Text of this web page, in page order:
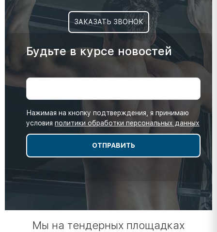
ЗАКАЗАТЬ ЗВОНОК
Будьте в курсе новостей
Нажимая на кнопку подтверждения, я принимаю
условия политики обработки персональных данных
Мы на тендерных площадках